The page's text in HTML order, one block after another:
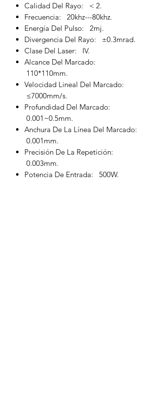
Calidad Del Rayo: < 2.
Frecuencia: 20khz---80khz.
Energía Del Pulso: 2mj.
Divergencia Del Rayo: ±0.3mrad.
Clase Del Laser: IV.
Alcance Del Marcado:
110*110mm.
Velocidad Lineal Del Marcado:
≤7000mm/s.
Profundidad Del Marcado:
0.001~0.5mm.
Anchura De La Línea Del Marcado:
0.001mm.
Precisión De La Repetición:
0.003mm.
Potencia De Entrada: 500W.